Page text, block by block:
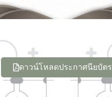
ดาวน์โหลดประกาศนียบัตร